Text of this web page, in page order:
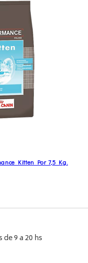
Kitten Por 7,5 Kg.
9 a 20 hs